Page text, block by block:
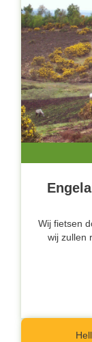
Wij fietsen
wij zullen